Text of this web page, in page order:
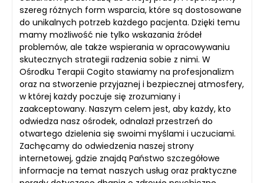
szereg różnych form wsparcia, które są dostosowane
do unikalnych potrzeb każdego pacjenta. Dzięki temu
mamy możliwość nie tylko wskazania źródeł
problemów, ale także wspierania w opracowywaniu
skutecznych strategii radzenia sobie z nimi. W
Ośrodku Terapii Cogito stawiamy na profesjonalizm
oraz na stworzenie przyjaznej i bezpiecznej atmosfery,
w której każdy poczuje się zrozumiany i
zaakceptowany. Naszym celem jest, aby każdy, kto
odwiedza nasz ośrodek, odnalazł przestrzeń do
otwartego dzielenia się swoimi myślami i uczuciami.
Zachęcamy do odwiedzenia naszej strony
internetowej, gdzie znajdą Państwo szczegółowe
informacje na temat naszych usług oraz praktyczne